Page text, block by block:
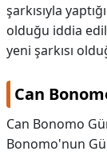
şarkısıyla
olduğu iddia
yeni şarkısı
Can
Can Bonomo
Bonomo'nun